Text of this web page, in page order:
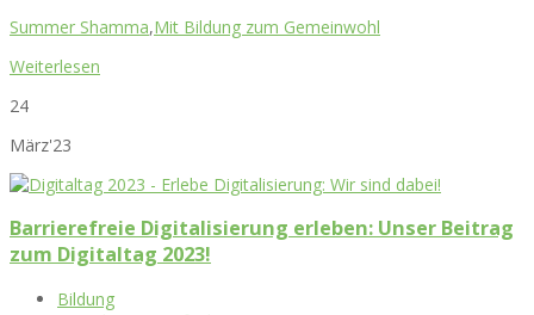
Summer Shamma,Mit Bildung zum Gemeinwohl
Weiterlesen
24
März'23
Barrierefreie Digitalisierung erleben: Unser Beitrag
zum Digitaltag 2023!
Bildung